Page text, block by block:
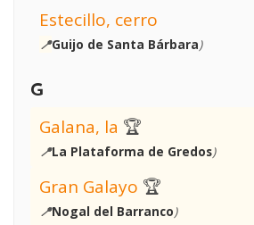
Estecillo, cerro
📍Guijo de Santa Bárbara)
G
Galana, la 🏆
📍La Plataforma de Gredos)
Gran Galayo 🏆
📍Nogal del Barranco)